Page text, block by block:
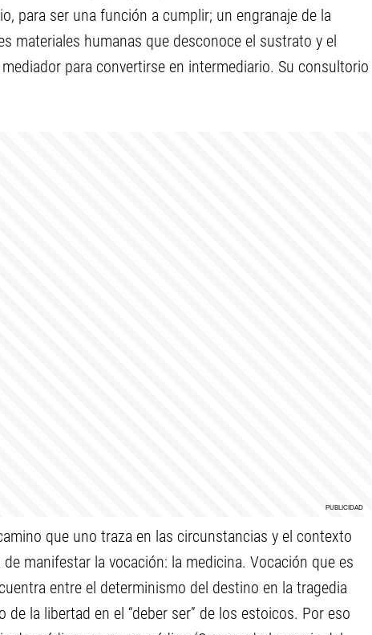
para ser una función a cumplir; un engranaje de la
materiales humanas que desconoce el sustrato y el
para convertirse en intermediario. Su consultorio
que uno traza en las circunstancias y el contexto
manifestar la vocación: la medicina. Vocación que es
entre el determinismo del destino en la tragedia
la libertad en el “deber ser” de los estoicos. Por eso